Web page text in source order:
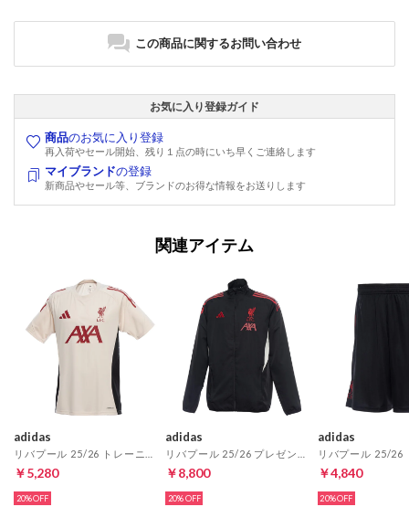
この商品に関するお問い合わせ
お気に入り登録ガイド
商品のお気に入り登録
再入荷やセール開始、残り１点の時にいち早くご連絡します
マイブランドの登録
新商品やセール等、ブランドのお得な情報をお送りします
関連アイテム
adidas
￥5,280
20%
adidas
￥8,800
20%
adidas
￥4,840
20%